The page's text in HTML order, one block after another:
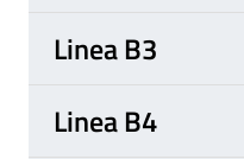
Linea B3
Linea B4